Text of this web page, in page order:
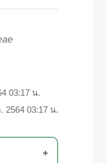
03:17 น.
2564 03:17 น.